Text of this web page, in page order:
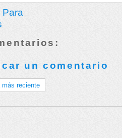
un comentario
más reciente